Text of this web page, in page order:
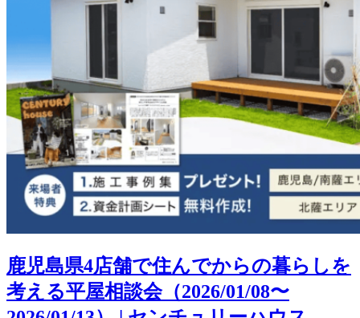
鹿児島県4店舗で住んでからの暮らしを
考える平屋相談会（2026/01/08〜